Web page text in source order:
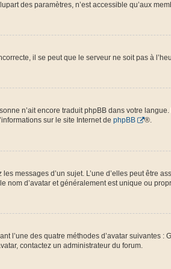
des paramètres, n’est accessible qu’aux
il se peut que le serveur ne soit pas à
n’ait encore traduit phpBB dans votre
sur le site Internet de phpBB ®.
messages d’un sujet. L’une d’elles peut être
nom d’avatar et généralement est unique ou
l’une des quatre méthodes d’avatar suivantes
contactez un administrateur du forum.